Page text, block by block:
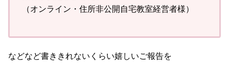
（オンライン・住所非公開自宅教室経営者様）
などなど書ききれないくらい嬉しいご報告を